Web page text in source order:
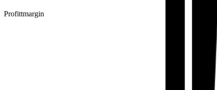
Profittmargin